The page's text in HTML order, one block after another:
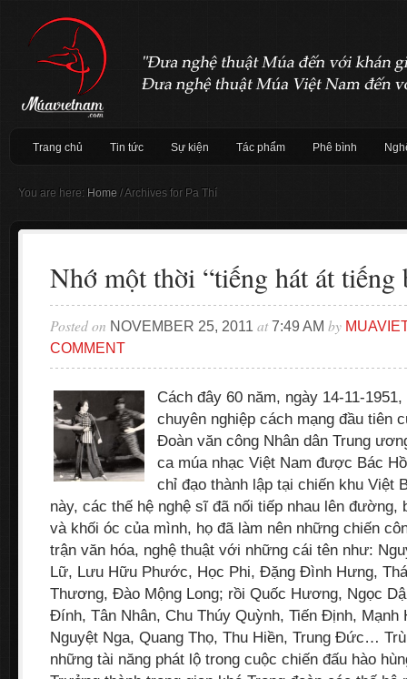
Trang chủ Tin tức Sự kiện Tác phẩm Phê bình
You are here: Home /Archives for Pa Thí
Nhớ một thời “tiếng hát át tiếng
Posted on NOVEMBER 25, 2011 at7:49 AM by
COMMENT
Cách đây 60 năm, ngày 14-11-
chuyên nghiệp cách mạng đầu tiên
Đoàn văn công Nhân dân Trung
ca múa nhạc Việt Nam được Bác
chỉ đạo thành lập tại chiến khu Việt
này, các thế hệ nghệ sĩ đã nối tiếp nhau lên đường,
và khối óc của mình, họ đã làm nên những chiến
trận văn hóa, nghệ thuật với những cái tên như:
Lữ, Lưu Hữu Phước, Học Phi, Đặng Đình Hưng,
Thương, Đào Mộng Long; rồi Quốc Hương, Ngọc
Đính, Tân Nhân, Chu Thúy Quỳnh, Tiến Định, Mạnh
Nguyệt Nga, Quang Thọ, Thu Hiền, Trung Đức…
những tài năng phát lộ trong cuộc chiến đấu hào